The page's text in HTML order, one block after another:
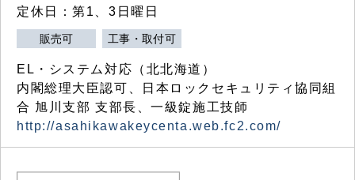
定休日：第1、3日曜日
販売可 工事・取付可
EL・システム対応（北北海道）
内閣総理大臣認可、日本ロックセキュリティ協同組
合 旭川支部 支部長、一級錠施工技師
http://asahikawakeycenta.web.fc2.com/